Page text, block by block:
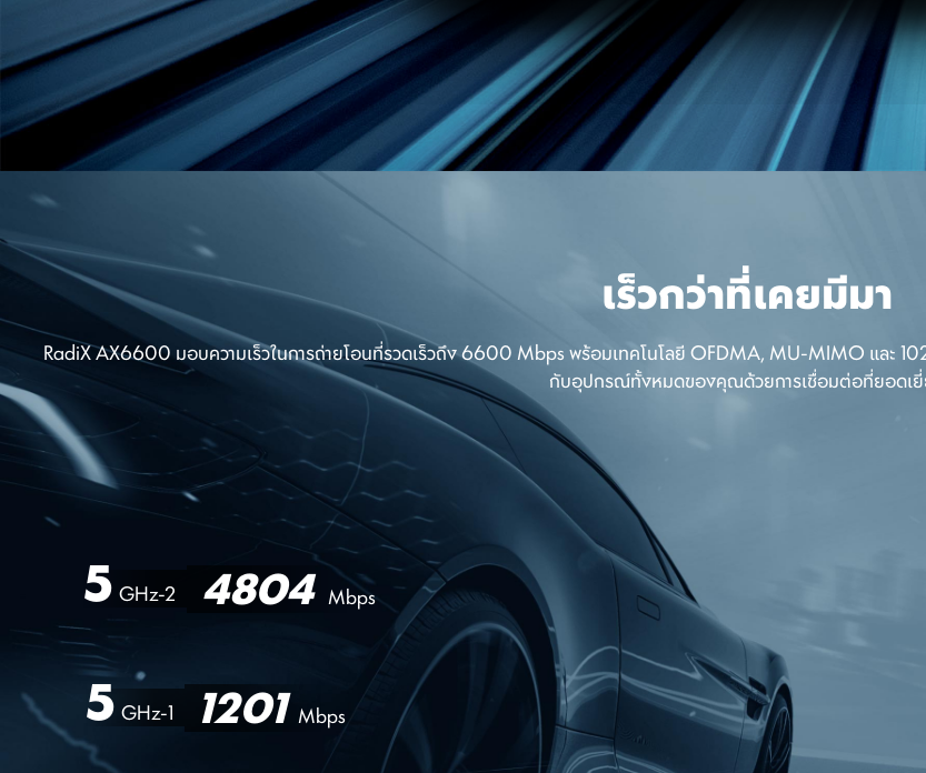
เร็วกว่าที่เคยมีมา
RadiX AX6600 มอบความเร็วในการถ่ายโอนที่รวดเร็วถึง 6600 Mbps พร้อมเทคโนโลยี OFDMA, MU-MIMO และ
กับอุปกรณ์ทั้งหมดของคุณด้วยการเชื่อมต่อที่ยอดเ
5 GHz-2 4804 Mbps
5GHz-1 1201 Mbps